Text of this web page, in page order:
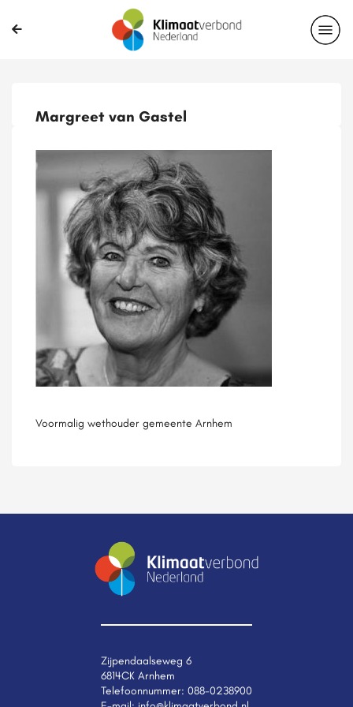
Margreet van Gastel
Voormalig wethouder gemeente Arnhem
Zijpendaalseweg 6
6814CK Arnhem
Telefoonnummer: 088-0238900